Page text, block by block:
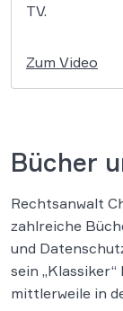
TV.
Zum Video
Bücher
Rechtsanwalt
zahlreiche
und
sein
mittlerweile in